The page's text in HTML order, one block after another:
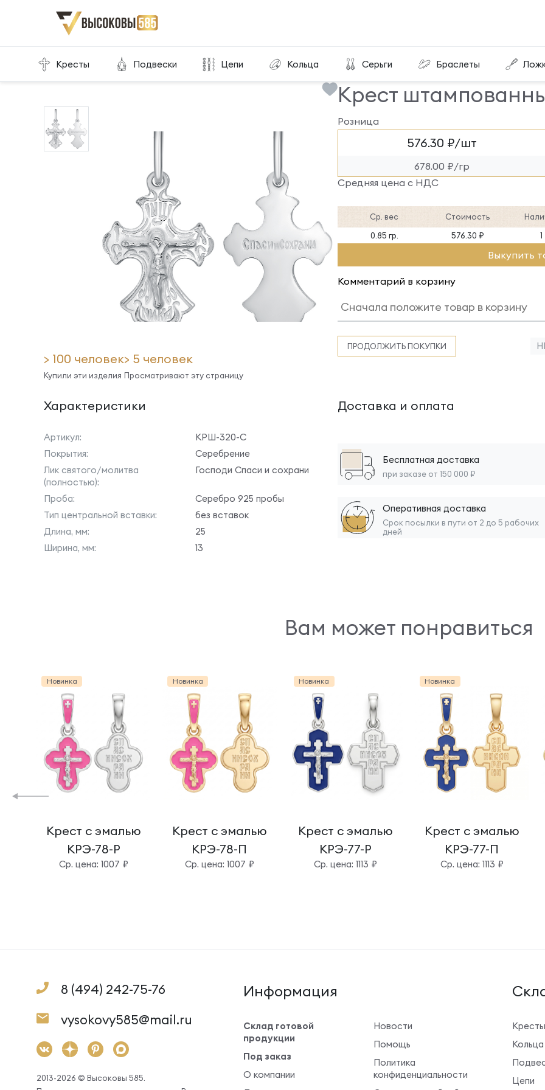
Кресты Подвески Цепи Кольца Серьги Браслеты
Главная Склад готовой продукции Крест штампованный КРШ-320-С
> 100 человек
Купили эти изделия
> 5 человек
Просматривают эту страницу
Крест
Розница
576.30 ₽/шт
678.00 ₽/гр
Средняя цена с НДС
Ср. вес Стоимость
0.85 гр.
576.30 ₽ 1
Выкупить
Комментарий в корзину
ПРОДОЛЖИТЬ ПОКУПКИ
Характеристики
Артикул:
КРШ-320-С
Покрытия:
Серебрение
Лик святого/молитва
(полностью):
Господи Спаси и сохрани
Проба:
Серебро 925 пробы
Тип центральной вставки:
без вставок
Длина, мм:
25
Ширина, мм:
13
Доставка и оплата
Бесплатная доставка
при заказе от 150 000 ₽
Оперативная доставка
Срок посылки в пути от 2 до 5 рабочих
дней
Вам может понравиться
Новинка
Крест с эмалью
КРЭ-78-Р
Cр. цена: 1007 ₽
Новинка
Крест с эмалью
КРЭ-78-П
Cр. цена: 1007 ₽
Новинка
Крест с эмалью
КРЭ-77-Р
Cр. цена: 1113 ₽
Новинка
Крест с эмалью
КРЭ-77-П
Cр. цена: 1113 ₽
8 (494) 242-75-76
vysokovy585@mail.ru
2013-2026 © Высоковы 585.
Информация
Склад готовой
продукции
Под заказ
О компании
Новости
Помощь
Политика
конфиденциальности
Кресты
Кольца
Цепи